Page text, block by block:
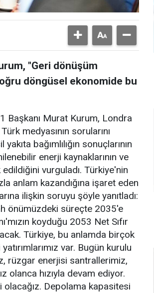
"Geri dönüşüm
döngüsel ekonomide bu
Başkanı Murat Kurum, Londra
medyasının sorularını
bağımlılığın sonuçlarının
enerji kaynaklarının ve
edildiğini vurguladı. Türkiye'nin
anlam kazandığına işaret eden
ilişkin soruyu şöyle yanıtladı:
önümüzdeki süreçte 2035'e
koyduğu 2053 Net Sıfır
Türkiye, bu anlamda birçok
var. Bugün kurulu
rüzgar enerjisi santrallerimiz,
olanca hızıyla devam ediyor.
olacağız. Depolama kapasitesi